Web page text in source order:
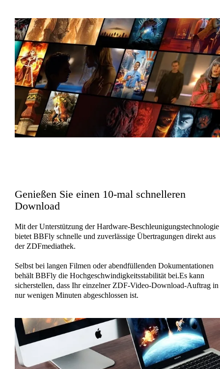
Genießen Sie einen 10-mal schnelleren
Download
Mit der Unterstützung der Hardware-Beschleunigungstechnologie
bietet BBFly schnelle und zuverlässige Übertragungen direkt aus
der ZDFmediathek.
Selbst bei langen Filmen oder abendfüllenden Dokumentationen
behält BBFly die Hochgeschwindigkeitsstabilität bei.Es kann
sicherstellen, dass Ihr einzelner ZDF-Video-Download-Auftrag in
nur wenigen Minuten abgeschlossen ist.